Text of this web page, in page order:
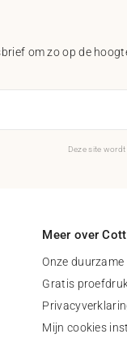
om zo op de
Deze site
Meer over
Onze
Gratis
Mijn cookies